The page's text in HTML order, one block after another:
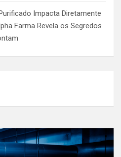
Impacta Diretamente
Farma Revela os Segredos